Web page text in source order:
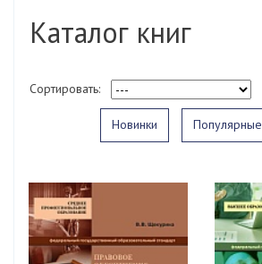
Каталог книг
Сортировать:
Новинки Популярные